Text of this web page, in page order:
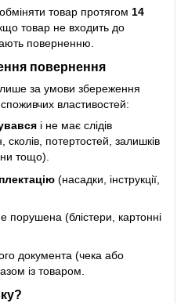
товар протягом 14
товар не входить до
поверненню.
повернення
за умови збереження
властивостей:
і не має слідів
сколів, потертостей, залишків
тощо).
(насадки, інструкції,
порушена (блістери, картонні
документа (чека або
із товаром.